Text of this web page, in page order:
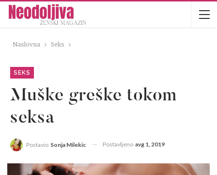
Naslovna Seks
SEKS
Muške greške tokom
seksa
Postavio Sonja Milekic Postavljeno avg 1, 2019